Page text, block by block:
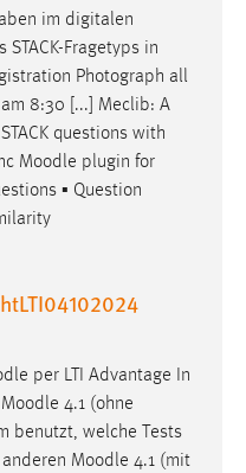
im digitalen
Fragetyps in
Photograph all
8:30 [...] Meclib: A
questions with
Moodle plugin for
▪ Question
per LTI Advantage In
Moodle 4.1 (ohne
benutzt, welche Tests
anderen Moodle 4.1 (mit